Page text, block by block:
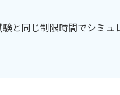
験と同じ制限時間でシミュ